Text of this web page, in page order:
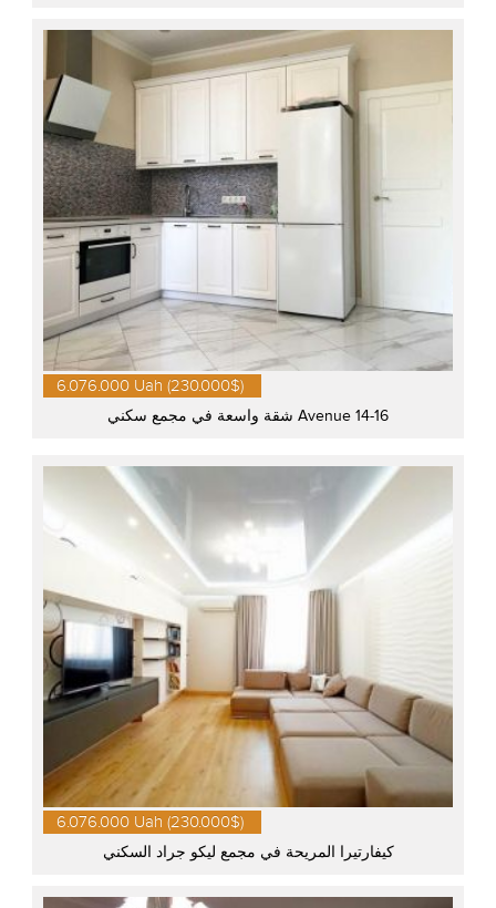
6.076.000 Uah (230.000$)
شقة واسعة في مجمع سكني Avenue 14-16
6.076.000 Uah (230.000$)
كيفارتيرا المريحة في مجمع ليكو جراد السكني